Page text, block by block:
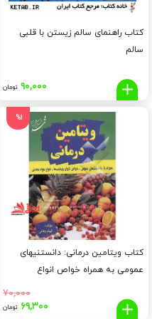
کتاب راهنمای سالم زیستن با قلبی
سالم
۹۰,۰۰۰ تومان
کتاب ویتامین درمانی: دانستنیهای
عمومی به همراه خواص انواع
۷۰,۰۰۰
قیمت
۶۹,۳۰۰ تومان